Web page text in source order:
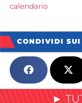
calendario
CONDIVIDI SUI
►